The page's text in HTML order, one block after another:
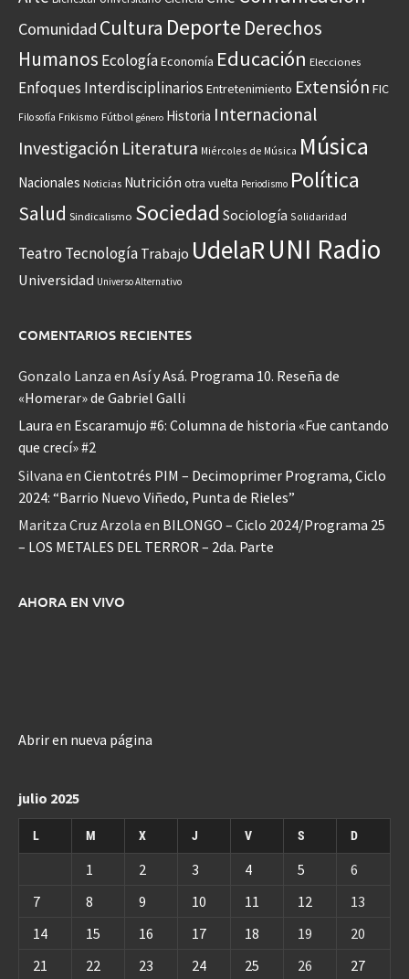
Comunidad Cultura Deporte Derechos
Humanos EcologíaEconomía Educación Elecciones
Enfoques Interdisciplinarios Entretenimiento Extensión FIC
Filosofía Frikismo Fútbol género Historia Internacional
Investigación Literatura Miércoles de Música Música
Nacionales Noticias Nutrición otra vuelta Periodismo Política
Salud Sindicalismo Sociedad Sociología Solidaridad
Teatro Tecnología Trabajo UdelaR UNI Radio
Universidad Universo Alternativo
COMENTARIOS RECIENTES
Gonzalo Lanza en Así y Asá. Programa 10. Reseña de
«Homerar» de Gabriel Galli
Laura en Escaramujo #6: Columna de historia «Fue cantando
que crecí» #2
Silvana en Cientotrés PIM – Decimoprimer Programa, Ciclo
2024: “Barrio Nuevo Viñedo, Punta de Rieles”
Maritza Cruz Arzola en BILONGO – Ciclo 2024/Programa 25
– LOS METALES DEL TERROR – 2da. Parte
AHORA EN VIVO
Abrir en nueva página
julio 2025
L M X J V S D
1 2 3 4 5
6
7
8 9 10 11 12
13
14
15 16 17 18 19
20
21
22 23 24 25 26 27